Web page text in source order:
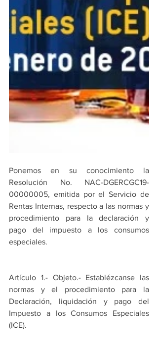
Ponemos en su conocimiento la
Resolución No. NAC-DGERCGC19-
00000005, emitida por el Servicio de
Rentas Internas, respecto a las normas y
procedimiento para la declaración y
pago del impuesto a los consumos
especiales.
Artículo 1.- Objeto.- Establézcanse las
normas y el procedimiento para la
Declaración, liquidación y pago del
Impuesto a los Consumos Especiales
(ICE).